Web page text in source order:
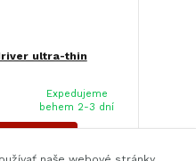
ultra-thin
Expedujeme
behem 2-3 dní